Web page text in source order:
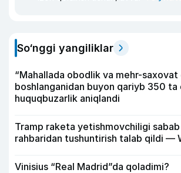
So‘nggi yangiliklar
“Mahallada obodlik va mehr-saxovat
boshlanganidan buyon qariyb 350
huquqbuzarlik aniqlandi
Tramp raketa yetishmovchiligi
rahbaridan tushuntirish talab qildi —
Vinisius “Real Madrid”da qoladimi?